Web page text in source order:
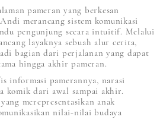
pameran yang berkesan
merancang sistem komunikasi
pengunjung secara intuitif. Melalui
layaknya sebuah alur cerita,
bagian dari perjalanan yang dapat
hingga akhir pameran.
informasi pamerannya, narasi
komik dari awal sampai akhir.
merepresentasikan anak
nilai-nilai budaya